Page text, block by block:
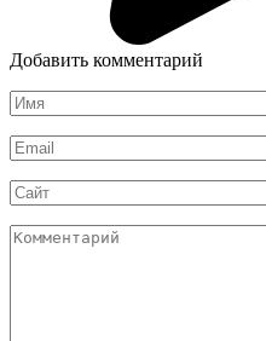
Добавить комментарий
Имя
*
Email
*
Сайт
Комментарий